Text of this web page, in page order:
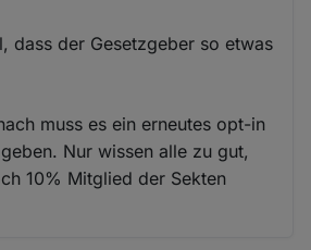
dass der Gesetzgeber so etwas
muss es ein erneutes opt-in
Nur wissen alle zu gut,
10% Mitglied der Sekten